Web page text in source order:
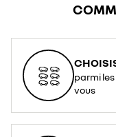
parmi
vous